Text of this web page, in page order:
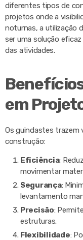
diferentes tipos de
projetos onde a
noturnas, a utilização
ser uma solução
das atividades.
em
Os guindastes trazem
construção:
Eficiência:
movimentar
Segurança:
levantamento
Precisão:
estruturas.
Flexibilidade: